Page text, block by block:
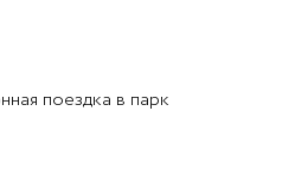
поездка в парк